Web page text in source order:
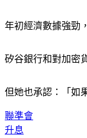
年初經濟數據強勁
矽谷銀行和對加密
但她也承認：「如
聯準會
升息